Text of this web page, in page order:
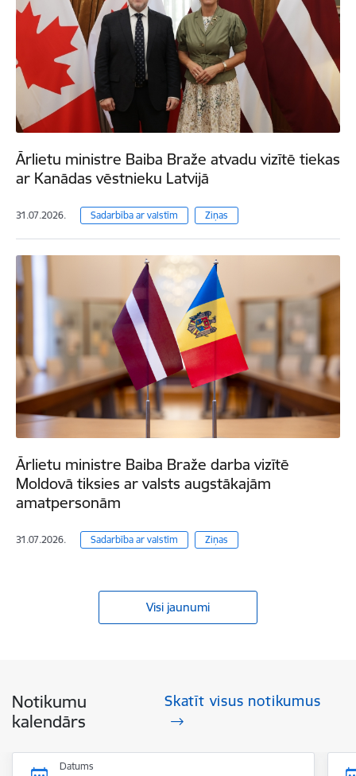
Ārlietu ministre Baiba Braže atvadu vizītē tiekas
ar Kanādas vēstnieku Latvijā
31.07.2026. Sadarbība ar valstīm Ziņas
Ārlietu ministre Baiba Braže darba vizītē
Moldovā tiksies ar valsts augstākajām
amatpersonām
31.07.2026. Sadarbība ar valstīm Ziņas
Visi jaunumi
Notikumu
kalendārs
Skatīt visus notikumus
Datums